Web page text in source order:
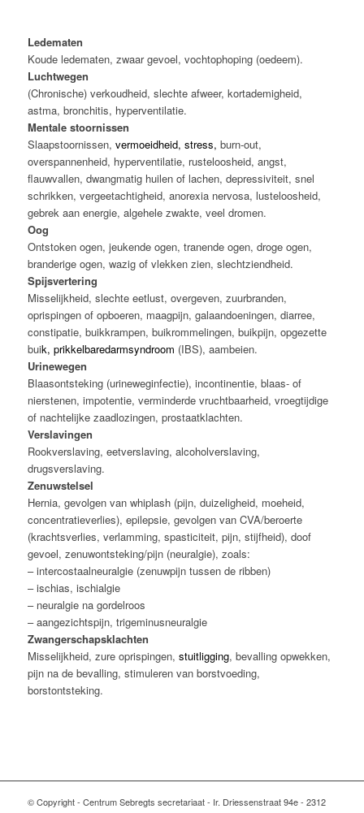
Ledematen
Koude ledematen, zwaar gevoel, vochtophoping (oedeem).
Luchtwegen
(Chronische) verkoudheid, slechte afweer, kortademigheid,
astma, bronchitis, hyperventilatie.
Mentale stoornissen
Slaapstoornissen, vermoeidheid, stress, burn-out,
overspannenheid, hyperventilatie, rusteloosheid, angst,
flauwvallen, dwangmatig huilen of lachen, depressiviteit, snel
schrikken, vergeetachtigheid, anorexia nervosa, lusteloosheid,
gebrek aan energie, algehele zwakte, veel dromen.
Oog
Ontstoken ogen, jeukende ogen, tranende ogen, droge ogen,
branderige ogen, wazig of vlekken zien, slechtziendheid.
Spijsvertering
Misselijkheid, slechte eetlust, overgeven, zuurbranden,
oprispingen of opboeren, maagpijn, galaandoeningen, diarree,
constipatie, buikkrampen, buikrommelingen, buikpijn, opgezette
buik, prikkelbaredarmsyndroom (IBS), aambeien.
Urinewegen
Blaasontsteking (urineweginfectie), incontinentie, blaas- of
nierstenen, impotentie, verminderde vruchtbaarheid, vroegtijdige
of nachtelijke zaadlozingen, prostaatklachten.
Verslavingen
Rookverslaving, eetverslaving, alcoholverslaving,
drugsverslaving.
Zenuwstelsel
Hernia, gevolgen van whiplash (pijn, duizeligheid, moeheid,
concentratieverlies), epilepsie, gevolgen van CVA/beroerte
(krachtsverlies, verlamming, spasticiteit, pijn, stijfheid), doof
gevoel, zenuwontsteking/pijn (neuralgie), zoals:
– intercostaalneuralgie (zenuwpijn tussen de ribben)
– ischias, ischialgie
– neuralgie na gordelroos
– aangezichtspijn, trigeminusneuralgie
Zwangerschapsklachten
Misselijkheid, zure oprispingen, stuitligging, bevalling opwekken,
pijn na de bevalling, stimuleren van borstvoeding,
borstontsteking.
© Copyright - Centrum Sebregts secretariaat - Ir. Driessenstraat 94e - 2312